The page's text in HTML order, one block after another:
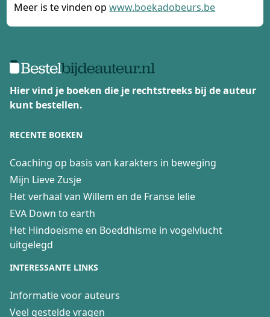
Meer is te vinden opwww.boekadobeurs.be
Hier vind je boeken die je rechtstreeks bij de auteur
kunt bestellen.
RECENTE BOEKEN
Coaching op basis van karakters in beweging
Mijn Lieve Zusje
Het verhaal van Willem en de Franse lelie
EVA Down to earth
Het Hindoeïsme en Boeddhisme in vogelvlucht
uitgelegd
INTERESSANTE LINKS
Informatie voor auteurs
Veel gestelde vragen